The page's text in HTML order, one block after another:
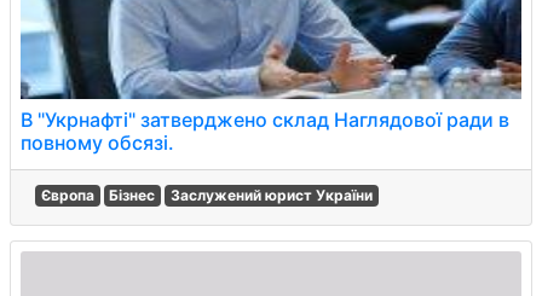
В "Укрнафті" затверджено склад Наглядової ради в
повному обсязі.
Європа Бізнес Заслужений юрист України